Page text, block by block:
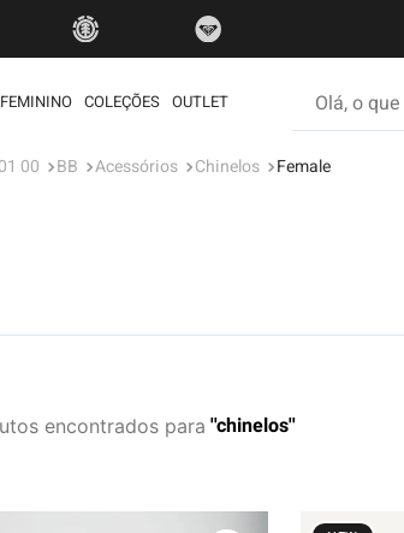
FEMININO COLEÇÕES OUTLET
00 BB Acessórios Chinelos Female
chinelos